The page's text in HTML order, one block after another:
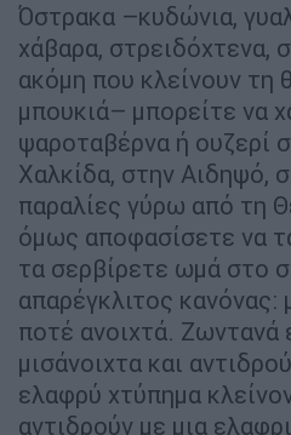
Όστρακα –κυδώνια,
χάβαρα, στρειδόχτενα,
ακόμη που κλείνουν τη
μπουκιά– μπορείτε να
ψαροταβέρνα ή ουζερί
Χαλκίδα, στην Αιδηψό,
παραλίες γύρω από τη
όμως αποφασίσετε να
τα σερβίρετε ωμά στο
απαρέγκλιτος κανόνας:
ποτέ ανοιχτά. Ζωντανά
μισάνοιχτα και
ελαφρύ χτύπημα
αντιδρούν με μια